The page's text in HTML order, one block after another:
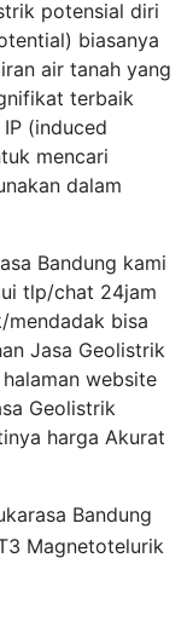
potensial diri
biasanya
air tanah yang
terbaik
(induced
mencari
dalam
Bandung kami
tlp/chat 24jam
mendadak bisa
Jasa Geolistrik
website
Geolistrik
harga Akurat
Bandung
Magnetotelurik